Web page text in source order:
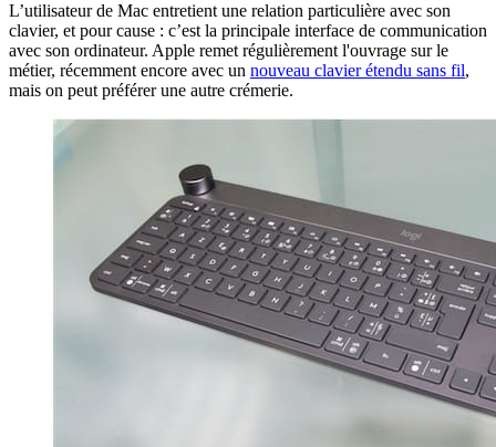
L’utilisateur de Mac entretient une relation particulière avec son
clavier, et pour cause : c’est la principale interface de communication
avec son ordinateur. Apple remet régulièrement l'ouvrage sur le
métier, récemment encore avec un nouveau clavier étendu sans fil,
mais on peut préférer une autre crémerie.